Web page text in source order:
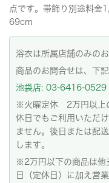
点です。帯飾り別途料
69cm
浴衣は所属店舗のみの
商品のお問合せは、下
池袋店: 03-6416-0529
※火曜定休 2万円以上
休日でもご利用いただ
ません。後日または配
します。
※2万円以下の商品は他
日（定休日）に加え営